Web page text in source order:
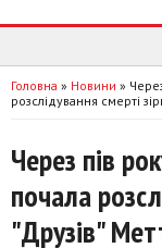
Головна » Новини »
розслідування смерті
Через пів
почала
"Друзів"